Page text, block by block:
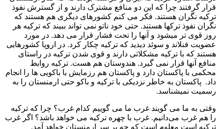
قرار گرفتند چرا که این دو منافع مشترک دارند و از گسترش نفوذ
ترکیه نگران هستند. فکر می کنم کشورهای دیگری هم هستند که
نگران نفوذ ترکها هستند. حتی خود ناتو نمی تواند ببیند که ترکیه هر
روز قوی تر میشود و آنها را تحت فشار قرار می دهد. در مورد
عضویت فنلاند و سوئد دیدید که ترکیه چکار کرد. در اروپا کشورهایی
هستند که با ترکیه مشکلاتی دارند و قوی شدن ترکیه در راستای
منافع آنها قرار نمی گیرد. هندوستان هم هست. ترکیه روابط
محکمی با پاکستان دارد و پاکستان هم رزمایش با باکویی ها را انجام
داد. پاکستان به خاطر نزدیکی با ترکیه و باکو حتی ارمنستان را به
رسمیت نمیشناسد.
وقتی به ما می گویند غرب ما می گوییم کدام غرب؟ چرا که ترکیه
را هم غرب می‌دانیم. غرب با چهره ترکیه می خواهد باشد؟ اگر غرب
ترکیه است معلوم است که چه بر سر ارمنستان خواهد آمد.